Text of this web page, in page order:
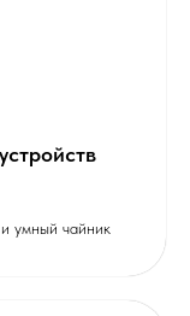
умный чайник